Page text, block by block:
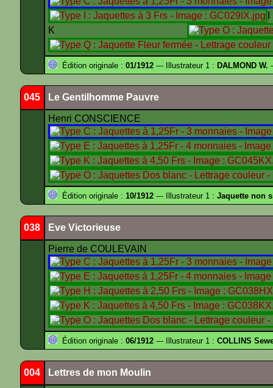
K
Édition originale : 01/1912 --- Illustrateur 1 : DALMOND W.
045 Le Gentilhomme Pauvre
Henri CONSCIENCE
Édition originale : 10/1912 --- Illustrateur 1 : Jaquette non
038 Eve Victorieuse
Pierre de COULEVAIN
Édition originale : 06/1912 --- Illustrateur 1 : COLLINS
004 Lettres de mon Moulin